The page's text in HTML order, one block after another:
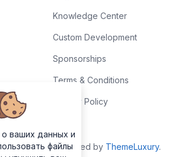
Knowledge Center
Custom Development
Sponsorships
Terms & Conditions
Privacy Policy
All Rights Reserved by ThemeLuxury.
ваших данных и
файлы